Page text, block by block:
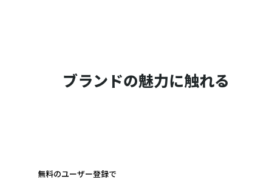
ブランドの魅力に触れる
無料のユーザー登録で